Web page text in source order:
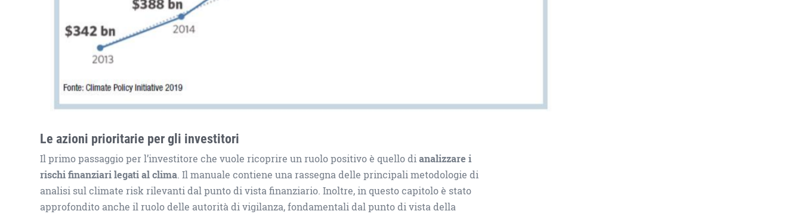
Le azioni prioritarie per gli investitori
Il primo passaggio per l’investitore che vuole ricoprire un ruolo positivo è quello dianalizzare i
rischi finanziari legati al clima. Il manuale contiene una rassegna delle principali metodologie di
analisi sul climate risk rilevanti dal punto di vista finanziario. Inoltre, in questo capitolo è stato
approfondito anche il ruolo delle autorità di vigilanza, fondamentali dal punto di vista della